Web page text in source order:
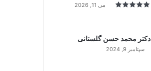
می 11, 2026
دکتر محمد حسن گلستانی
سپتامبر 9, 2024